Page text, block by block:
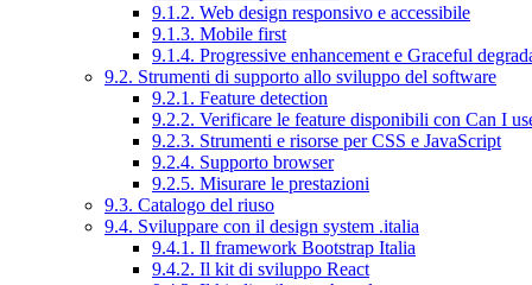
9.1.2. Web design responsivo e accessibile
9.1.3. Mobile first
9.1.4. Progressive enhancement e Graceful
9.2. Strumenti di supporto allo sviluppo del software
9.2.1. Feature detection
9.2.2. Verificare le feature disponibili con Can I
9.2.3. Strumenti e risorse per CSS e JavaScript
9.2.4. Supporto browser
9.2.5. Misurare le prestazioni
9.3. Catalogo del riuso
9.4. Sviluppare con il design system .italia
9.4.1. Il framework Bootstrap Italia
9.4.2. Il kit di sviluppo React